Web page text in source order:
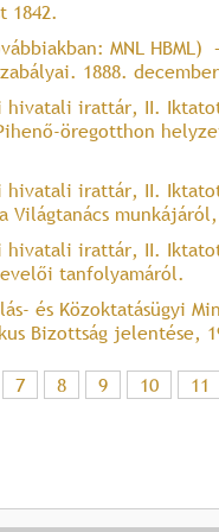
1842.
MNL HBML)
1888.
hivatali irattár, II.
öregotthon
hivatali irattár, II.
Világtanács
hivatali irattár, II.
tanfolyamáról.
és Közoktatásügyi
Bizottság jelentése,
7 8 9 10 11